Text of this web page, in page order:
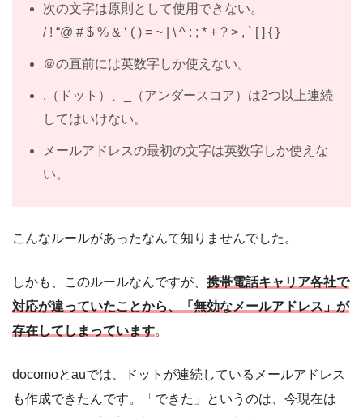
次の文字は原則として使用できない。
/ ! “@ # $ % & ‘ ( ) = ~ | \ ^ : ; * + ? > , ` [ ] { }
＠の直前には英数字しか使えない。
.（ドット）、_（アンダースコア）は2つ以上連続
してはいけない。
メールアドレスの最初の文字は英数字しか使えな
い。
こんなルールがあったなんて知りませんでした。
しかも、このルールなんですが、 携帯電話キャリア各社で
対応が違っていたことから、「無効なメールアドレス」が
存在してしまっています。
docomoとauでは、ドットが連続しているメールアドレス
も作成できたんです。「できた」というのは、今現在は